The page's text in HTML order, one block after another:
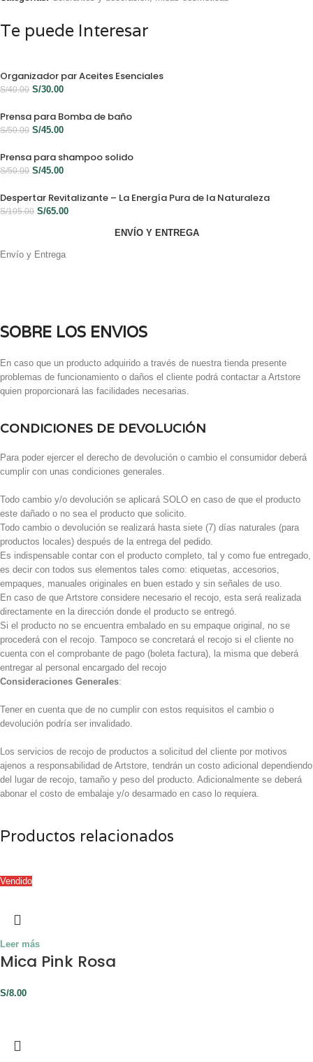
Te puede Interesar
Organizador par Aceites Esenciales
S/40.00 S/30.00
Prensa para Bomba de baño
S/50.00 S/45.00
Prensa para shampoo solido
S/50.00 S/45.00
Despertar Revitalizante – La Energía Pura de la Naturaleza
S/105.00 S/65.00
ENVÍO Y ENTREGA
Envío y Entrega
SOBRE LOS ENVIOS
En caso que un producto adquirido a través de nuestra tienda presente
problemas de funcionamiento o daños el cliente podrá contactar a Artstore
quien proporcionará las facilidades necesarias.
CONDICIONES DE DEVOLUCIÓN
Para poder ejercer el derecho de devolución o cambio el consumidor deberá
cumplir con unas condiciones generales.
Todo cambio y/o devolución se aplicará SOLO en caso de que el producto
este dañado o no sea el producto que solicito.
Todo cambio o devolución se realizará hasta siete (7) días naturales (para
productos locales) después de la entrega del pedido.
Es indispensable contar con el producto completo, tal y como fue entregado,
es decir con todos sus elementos tales como: etiquetas, accesorios,
empaques, manuales originales en buen estado y sin señales de uso.
En caso de que Artstore considere necesario el recojo, esta será realizada
directamente en la dirección donde el producto se entregó.
Si el producto no se encuentra embalado en su empaque original, no se
procederá con el recojo. Tampoco se concretará el recojo si el cliente no
cuenta con el comprobante de pago (boleta factura), la misma que deberá
entregar al personal encargado del recojo
Consideraciones Generales:
Tener en cuenta que de no cumplir con estos requisitos el cambio o
devolución podría ser invalidado.
Los servicios de recojo de productos a solicitud del cliente por motivos
ajenos a responsabilidad de Artstore, tendrán un costo adicional dependiendo
del lugar de recojo, tamaño y peso del producto. Adicionalmente se deberá
abonar el costo de embalaje y/o desarmado en caso lo requiera.
Productos relacionados
Vendido
Leer más
Mica Pink Rosa
S/8.00